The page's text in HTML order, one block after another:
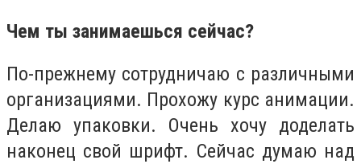
Чем ты занимаешься сейчас?
По-прежнему сотрудничаю с различными
организациями. Прохожу курс анимации.
Делаю упаковки. Очень хочу доделать
наконец свой шрифт. Сейчас думаю над